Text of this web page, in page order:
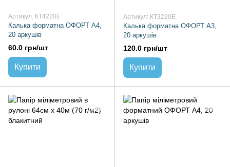
Артикул: КТ4220Е
Калька форматна ОФОРТ А4,
20 аркушів
60.0 грн/шт
Купити
Артикул: КТ3220Е
Калька форматна ОФОРТ А3,
20 аркушів
120.0 грн/шт
Купити